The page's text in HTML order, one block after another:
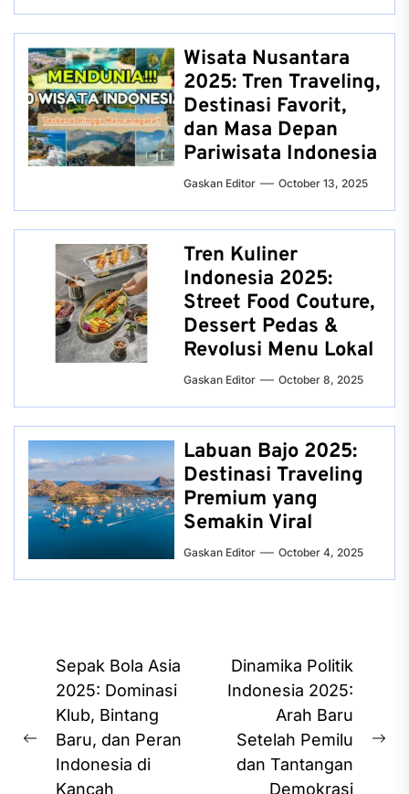
Wisata Nusantara
2025: Tren Traveling,
Destinasi Favorit,
dan Masa Depan
Pariwisata Indonesia
Gaskan Editor October 13, 2025
Tren Kuliner
Indonesia 2025:
Street Food Couture,
Dessert Pedas &
Revolusi Menu Lokal
Gaskan Editor October 8, 2025
Labuan Bajo 2025:
Destinasi Traveling
Premium yang
Semakin Viral
Gaskan Editor October 4, 2025
Post
navigation
Previous
post:
Sepak Bola Asia
2025: Dominasi
Klub, Bintang
Baru, dan Peran
Indonesia di
Kancah
Dinamika Politik
Indonesia 2025:
Arah Baru
Setelah Pemilu
dan Tantangan
Demokrasi